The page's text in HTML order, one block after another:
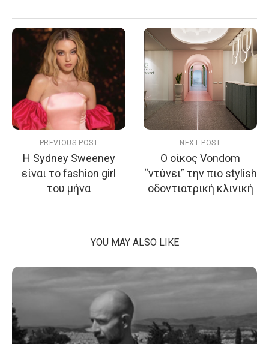
PREVIOUS POST
Η Sydney Sweeney
είναι το fashion girl
του μήνα
NEXT POST
Ο οίκος Vondom
“ντύνει” την πιο stylish
οδοντιατρική κλινική
YOU MAY ALSO LIKE